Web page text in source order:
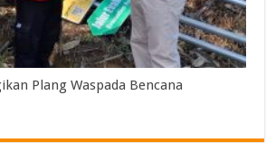
Plang Waspada Bencana